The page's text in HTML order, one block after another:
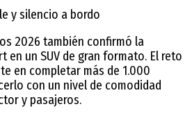
y silencio a bordo
2026 también confirmó la
un SUV de gran formato. El reto
en completar más de 1.000
con un nivel de comodidad
y pasajeros.